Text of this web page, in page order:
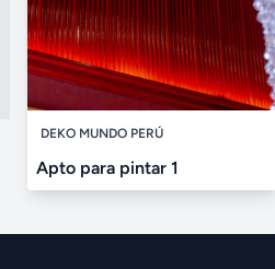
DEKO MUNDO PERÚ
Apto para pintar 1